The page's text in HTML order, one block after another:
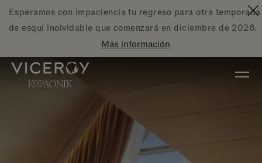
Ir al contenido principal
Esperamos con impaciencia tu regreso para otra temporada
de esquí inolvidable que comenzará en diciembre de 2026.
Más información